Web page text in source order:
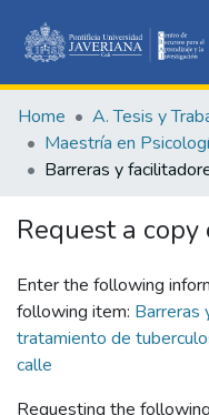
Home A. Tesis y
Request a
Enter the following
following item: Barreras
tratamiento de
calle
Requesting the